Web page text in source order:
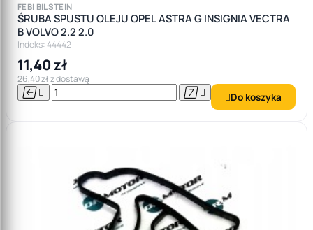
FEBI BILSTEIN
ŚRUBA SPUSTU OLEJU OPEL ASTRA G INSIGNIA VECTRA
B VOLVO 2.2 2.0
Indeks: 44442
11,40 zł
26,40 zł z dostawą
    Do koszyka